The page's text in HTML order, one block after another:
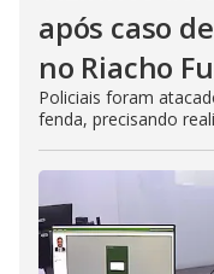
após caso
no Riacho
Policiais foram
fenda, precisando